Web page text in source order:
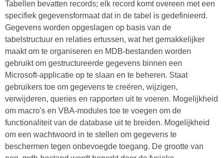
Tabellen bevatten records; elk record komt overeen met een
specifiek gegevensformaat dat in de tabel is gedefinieerd.
Gegevens worden opgeslagen op basis van de
tabelstructuur en relaties ertussen, wat het gemakkelijker
maakt om te organiseren en MDB-bestanden worden
gebruikt om gestructureerde gegevens binnen een
Microsoft-applicatie op te slaan en te beheren. Staat
gebruikers toe om gegevens te creëren, wijzigen,
verwijderen, queries en rapporten uit te voeren. Mogelijkheid
om macro's en VBA-modules toe te voegen om de
functionaliteit van de database uit te breiden. Mogelijkheid
om een wachtwoord in te stellen om gegevens te
beschermen tegen onbevoegde toegang. De grootte van